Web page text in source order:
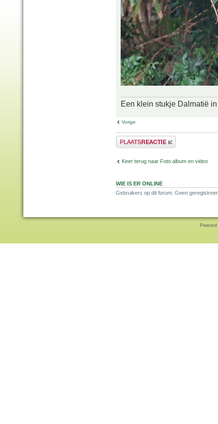
Een klein stukje Dalmatië
Vorige
Plaats een reactie
Keer terug naar Foto album en video
WIE IS ER ONLINE
Gebruikers op dit forum: Geen